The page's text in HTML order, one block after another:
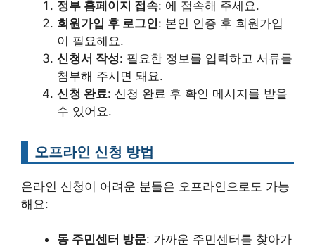
정부 홈페이지 접속: 에 접속해 주세요.
회원가입 후 로그인: 본인 인증 후 회원가입
이 필요해요.
신청서 작성: 필요한 정보를 입력하고 서류를
첨부해 주시면 돼요.
신청 완료: 신청 완료 후 확인 메시지를 받을
수 있어요.
오프라인 신청 방법
온라인 신청이 어려운 분들은 오프라인으로도 가능
해요:
동 주민센터 방문: 가까운 주민센터를 찾아가